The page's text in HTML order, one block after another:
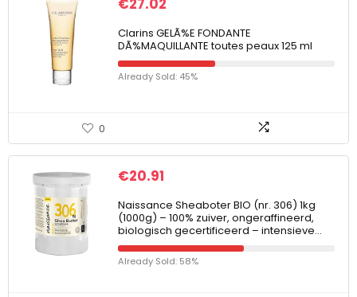
€27.02
Clarins GELÃ%E FONDANTE
DÃ%MAQUILLANTE toutes peaux 125 ml
Already Sold: 45%
0
€20.91
Naissance Sheaboter BIO (nr. 306) 1kg
(1000g) – 100% zuiver, ongeraffineerd,
biologisch gecertificeerd – intensieve…
Already Sold: 58%